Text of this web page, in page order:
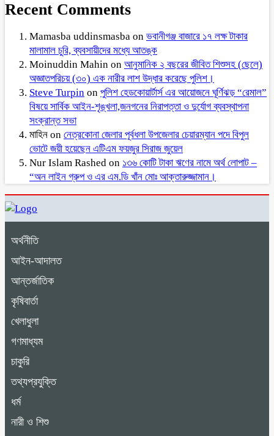
Recent Comments
Mamasba uddinsmasba on ভবানীগঞ্জ বাজারে ১৭ লক্ষ টাকার
মালামাল চুরি, ব্যবসায়ীদের মধ্যে আতঙ্ক
Moinuddin Mahin on আনুমানিক ২ বছরের জীবিত শিশুসহ (ছেলে)
অজ্ঞাতপরিচয় (৩০) এক নারীর লাশ উদ্ধার করেছে পুলিশ।
Steve Turpin on পুলিশ হেডকোয়ার্টার্স এর আয়োজনে ঘূর্ণিঝড় “রেমাল”
বিষয়ে সার্বিক আইন-শৃঙ্খলা,জনগনের নিরাপত্তা ও দুর্যোগ ব্যবস্থাপনা
সংক্রান্ত সভা
মাহিন on নেত্রকোনা জেলার পূর্বধলা উপজেলার চেয়ারম্যান পদে বিপুল
ভোটে জয়ী হয়েছেন এটিএম ফয়জুর সিরাজ জুয়েল
Nur Islam Rashed on ১৩৬ কোটি টাকা ঋণের নামে অর্থ লোপাট –
“অন লাইন গ্রুপ ও এর এম.ডি খাঁন মোঃ আক্তারুজ্জামান।
অর্থনীতি
আইন-আদালত
আন্তর্জাতিক
কৃষিবার্তা
খেলাধুলা
গণমাধ্যম
চাকুরি
তথ্যপ্রযুক্তি
ধর্ম
নারী ও শিশু